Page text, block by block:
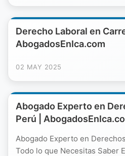
Derecho Laboral en
AbogadosEnIca.com
02 MAY 2025
Abogado Experto en
Perú |
Abogado Experto en
Todo lo que Necesitas Saber